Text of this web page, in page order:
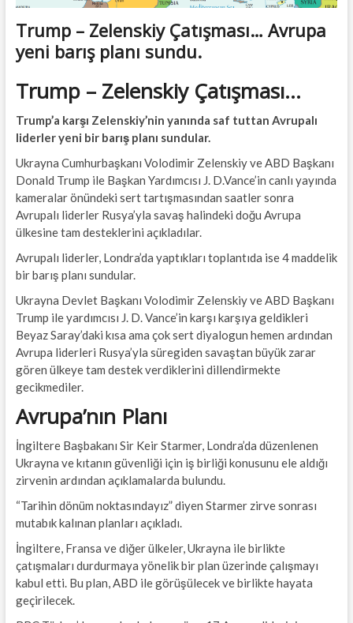
Trump – Zelenskiy Çatışması… Avrupa
yeni barış planı sundu.
Trump – Zelenskiy Çatışması…
Trump’a karşı Zelenskiy’nin yanında saf tuttan Avrupalı
liderler yeni bir barış planı sundular.
Ukrayna Cumhurbaşkanı Volodimir Zelenskiy ve ABD Başkanı
Donald Trump ile Başkan Yardımcısı J. D.Vance’in canlı yayında
kameralar önündeki sert tartışmasından saatler sonra
Avrupalı liderler Rusya’yla savaş halindeki doğu Avrupa
ülkesine tam desteklerini açıkladılar.
Avrupalı liderler, Londra’da yaptıkları toplantıda ise 4 maddelik
bir barış planı sundular.
Ukrayna Devlet Başkanı Volodimir Zelenskiy ve ABD Başkanı
Trump ile yardımcısı J. D. Vance’in karşı karşıya geldikleri
Beyaz Saray’daki kısa ama çok sert diyalogun hemen ardından
Avrupa liderleri Rusya’yla süregiden savaştan büyük zarar
gören ülkeye tam destek verdiklerini dillendirmekte
gecikmediler.
Avrupa’nın Planı
İngiltere Başbakanı Sir Keir Starmer, Londra’da düzenlenen
Ukrayna ve kıtanın güvenliği için iş birliği konusunu ele aldığı
zirvenin ardından açıklamalarda bulundu.
“Tarihin dönüm noktasındayız” diyen Starmer zirve sonrası
mutabık kalınan planları açıkladı.
İngiltere, Fransa ve diğer ülkeler, Ukrayna ile birlikte
çatışmaları durdurmaya yönelik bir plan üzerinde çalışmayı
kabul etti. Bu plan, ABD ile görüşülecek ve birlikte hayata
geçirilecek.